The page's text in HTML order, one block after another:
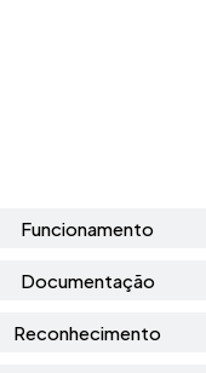
Funcionamento
Documentação
Reconhecimento